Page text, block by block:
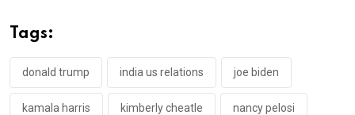
Tags:
donald trump india us relations joe biden
kamala harris kimberly cheatle nancy pelosi